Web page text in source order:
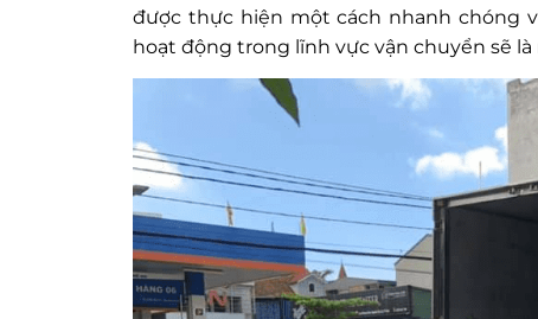
được thực hiện một cách nhanh chóng
hoạt động trong lĩnh vực vận chuyển sẽ